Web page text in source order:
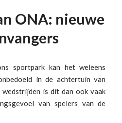
ONA: nieuwe
sportpark kan het weleens
in de achtertuin van
wedstrijden is dit dan ook vaak
van spelers van de